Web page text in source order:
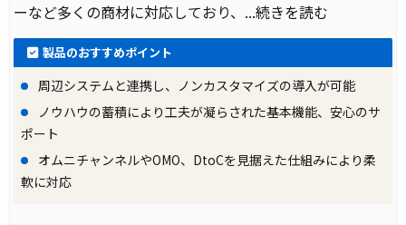
ーなど多くの商材に対応しており、 ...続きを読む
製品のおすすめポイント
周辺システムと連携し、ノンカスタマイズの導入が可能
ノウハウの蓄積により工夫が凝らされた基本機能、安心のサ
ポート
オムニチャンネルやOMO、DtoCを見据えた仕組みにより柔
軟に対応